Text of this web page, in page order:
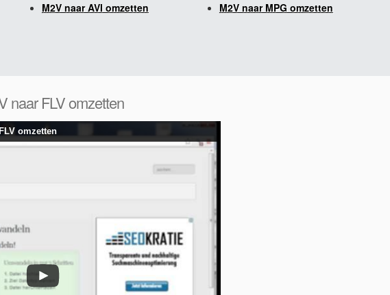
M2V naar AVI omzetten
M2V naar MPG omzetten
naar FLV omzetten
omzetten